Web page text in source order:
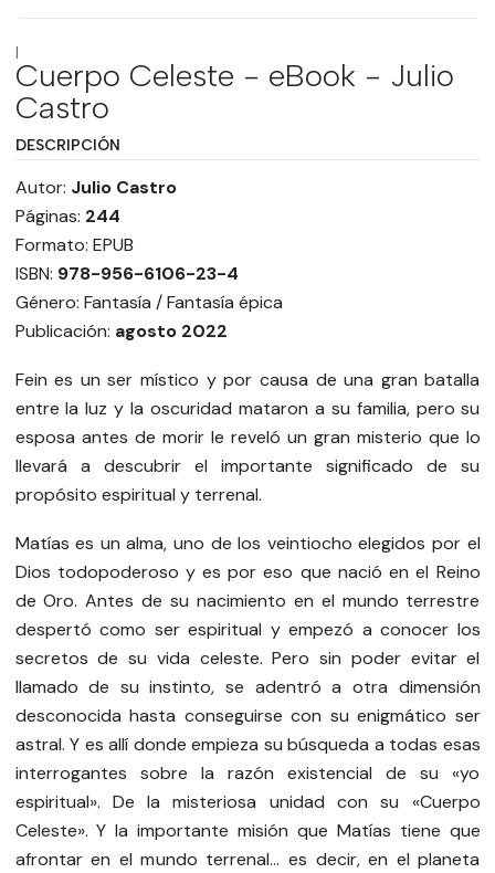
Cuerpo Celeste - eBook - Julio
Castro
DESCRIPCIÓN
Autor: Julio Castro
Páginas: 244
Formato: EPUB
ISBN: 978-956-6106-23-4
Género: Fantasía / Fantasía épica
Publicación: agosto 2022
Fein es un ser místico y por causa de una gran batalla
entre la luz y la oscuridad mataron a su familia, pero su
esposa antes de morir le reveló un gran misterio que lo
llevará a descubrir el importante significado de su
propósito espiritual y terrenal.
Matías es un alma, uno de los veintiocho elegidos por el
Dios todopoderoso y es por eso que nació en el Reino
de Oro. Antes de su nacimiento en el mundo terrestre
despertó como ser espiritual y empezó a conocer los
secretos de su vida celeste. Pero sin poder evitar el
llamado de su instinto, se adentró a otra dimensión
desconocida hasta conseguirse con su enigmático ser
astral. Y es allí donde empieza su búsqueda a todas esas
interrogantes sobre la razón existencial de su «yo
espiritual». De la misteriosa unidad con su «Cuerpo
Celeste». Y la importante misión que Matías tiene que
afrontar en el mundo terrenal… es decir, en el planeta